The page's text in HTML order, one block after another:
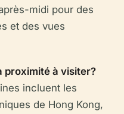
midi pour des
et des vues
proximité à visiter?
incluent les
de Hong Kong,